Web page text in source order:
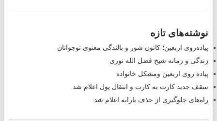
POSTS
NAVIGATION
نوشته‌های تازه
پیاده‌روی اربعین؛ کانون شور و بالندگی معنوی نوجوانان
زندگی و زمانه شیخ فضل الله نوری
پیاده روی اربعین ومشکل خانواده
سقف جدید کارت به کارت و انتقال پول اعلام شد
راه‌های جلوگیری از حذف یارانه اعلام شد